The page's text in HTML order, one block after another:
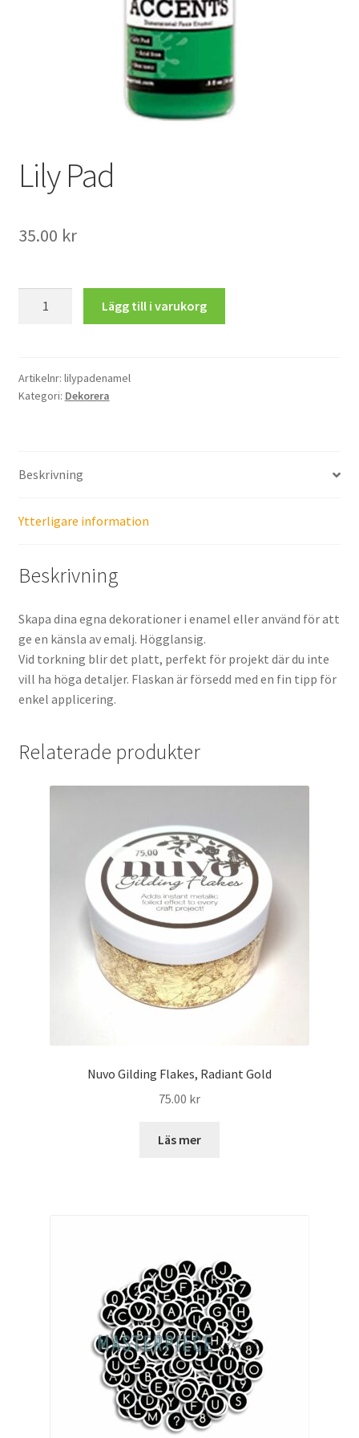
Lily Pad
35.00 kr
Lägg till i varukorg
Artikelnr: lilypadenamel
Kategori: Dekorera
Beskrivning
Ytterligare information
Beskrivning
Skapa dina egna dekorationer i enamel eller använd för att
ge en känsla av emalj. Högglansig.
Vid torkning blir det platt, perfekt för projekt där du inte
vill ha höga detaljer. Flaskan är försedd med en fin tipp för
enkel applicering.
Relaterade produkter
Nuvo Gilding Flakes, Radiant Gold
75.00 kr
Läs mer